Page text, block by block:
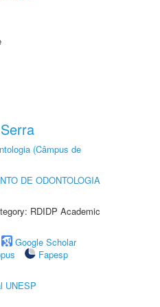
(Câmpus de
DE ODONTOLOGIA
RDIDP Academic
Google Scholar
Fapesp
UNESP